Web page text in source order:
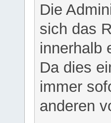
Die
sich das
innerhalb
Da dies
immer
anderen